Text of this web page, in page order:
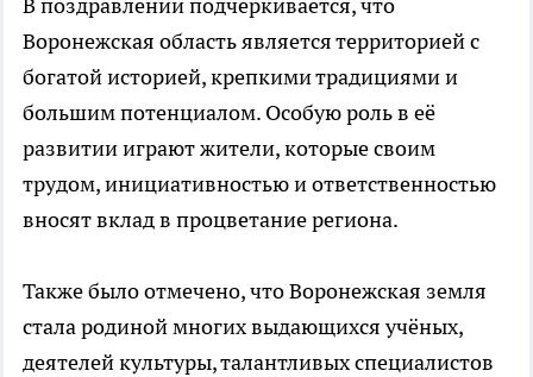
Воронежская область является территорией с
богатой историей, крепкими традициями и
большим потенциалом. Особую роль в её
развитии играют жители, которые своим
трудом, инициативностью и ответственностью
вносят вклад в процветание региона.
Также было отмечено, что Воронежская земля
стала родиной многих выдающихся учёных,
деятелей культуры, талантливых специалистов